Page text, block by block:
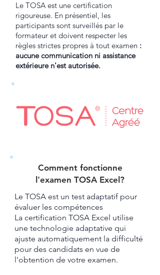
Le TOSA est une certification
rigoureuse. En présentiel, les
participants sont surveillés par le
formateur et doivent respecter les
règles strictes propres à tout examen :
aucune communication ni assistance
extérieure n'est autorisée.
Comment fonctionne
l'examen TOSA Excel?​
Le TOSA est un test adaptatif pour
évaluer les compétences
La certification TOSA Excel utilise
une technologie adaptative qui
ajuste automatiquement la difficulté
pour des candidats en vue de
l'obtention de votre examen.